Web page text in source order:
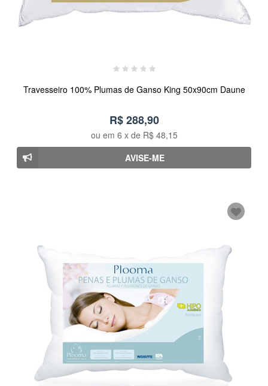
Travesseiro 100% Plumas de Ganso King 50x90cm Daune
R$ 288,90
ou em 6 x de R$ 48,15
AVISE-ME